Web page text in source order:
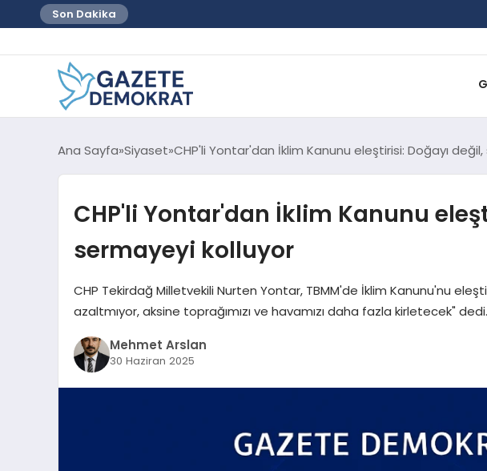
Son Dakika
Ana Sayfa Siyaset CHP'li Yontar'dan İklim Kanunu eleştirisi: Doğayı
CHP'li Yontar'dan İklim Kanunu
sermayeyi kolluyor
CHP Tekirdağ Milletvekili Nurten Yontar, TBMM'de İklim Kanunu'nu
azaltmıyor, aksine toprağımızı ve havamızı daha fazla kirletecek" dedi.
Mehmet Arslan
30 Haziran 2025